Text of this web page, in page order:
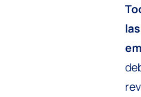
las